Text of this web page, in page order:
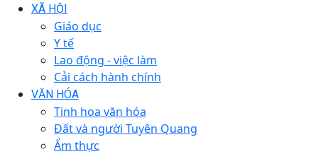
XÃ HỘI
Giáo dục
Y tế
Lao động - việc làm
Cải cách hành chính
VĂN HÓA
Tinh hoa văn hóa
Đất và người Tuyên Quang
Ẩm thực